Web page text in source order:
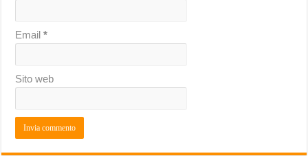
Email*
Sito web